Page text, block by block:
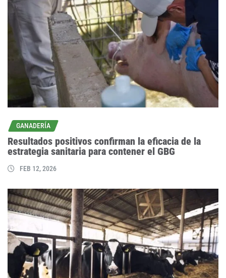
GANADERÍA
Resultados positivos confirman la eficacia de la
estrategia sanitaria para contener el GBG
FEB 12, 2026